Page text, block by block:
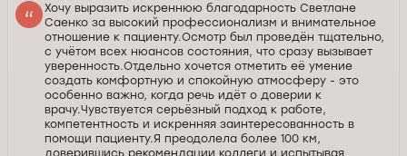
Хочу выразить искреннюю благодарность Светлане
Саенко за высокий профессионализм и внимательное
отношение к пациенту.Осмотр был проведён тщательно,
с учётом всех нюансов состояния, что сразу вызывает
уверенность.Отдельно хочется отметить её умение
создать комфортную и спокойную атмосферу - это
особенно важно, когда речь идёт о доверии к
врачу.Чувствуется серьёзный подход к работе,
компетентность и искренняя заинтересованность в
помощи пациенту.Я преодолела более 100 км,
доверившись рекомендации коллеги и испытывая